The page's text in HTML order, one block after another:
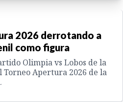
2026 derrotando a
como figura
Olimpia vs Lobos de la
Apertura 2026 de la